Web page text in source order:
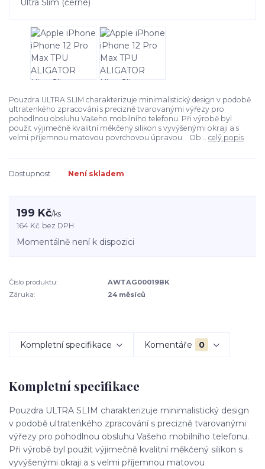
Pouzdra ULTRA SLIM charakterizuje minimalistický design v podobě
ultratenkého zpracování s precizně tvarovanými výřezy pro
pohodlnou obsluhu Vašeho mobilního telefonu. Při výrobě byl
použit výjimečně kvalitní měkčený silikon s vyvýšenými okraji a s
velmi příjemnou matovou povrchovou úpravou. Ob... celý popis
Dostupnost Není skladem
199 Kč/ks
164 Kč bez DPH
Momentálně není k dispozici
Číslo produktu:
AWTAG00019BK
Záruka:
24 měsíců
Kompletní specifikace Komentáře 0
Kompletní specifikace
Pouzdra ULTRA SLIM charakterizuje minimalistický design
v podobě ultratenkého zpracování s precizně tvarovanými
výřezy pro pohodlnou obsluhu Vašeho mobilního telefonu.
Při výrobě byl použit výjimečně kvalitní měkčený silikon s
vyvýšenými okraji a s velmi příjemnou matovou